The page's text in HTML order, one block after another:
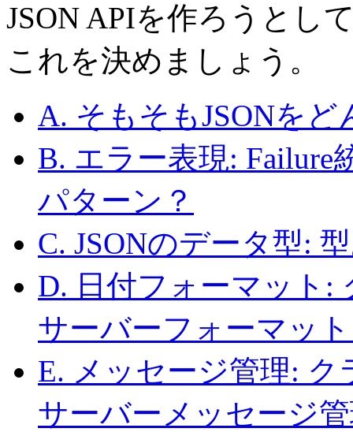
JSON APIを作ろうとし
これを決めましょう。
A. そもそもJSONを
B. エラー表現:
パターン？
C. JSONのデータ型:
D. 日付フォーマット:
サーバーフォーマッ
E. メッセージ管理:
サーバーメッセージ